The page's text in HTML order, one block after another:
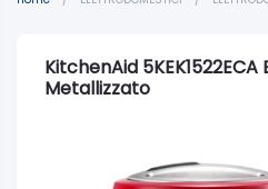
KitchenAid
Metallizzato